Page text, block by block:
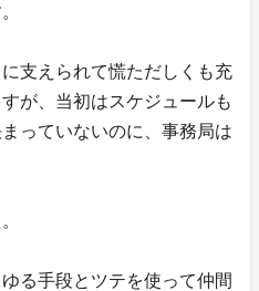
支えられて慌ただしくも充
が、当初はスケジュールも
っていないのに、事務局は
る手段とツテを使って仲間